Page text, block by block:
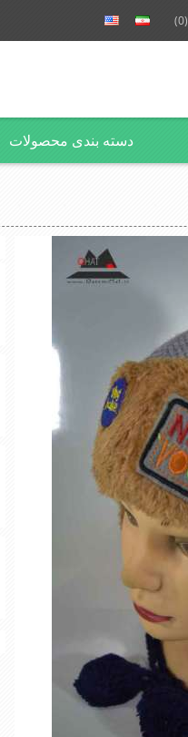
(0)
دسته بندی محصولات